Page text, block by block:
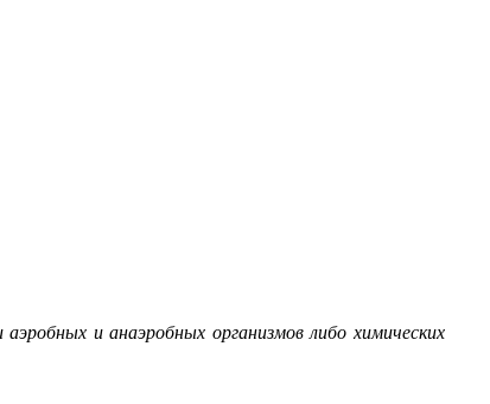
и анаэробных организмов либо химических